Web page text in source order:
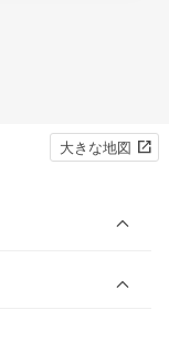
大きな地図